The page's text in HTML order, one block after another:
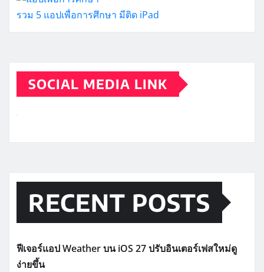
รวม 5 แอปเพื่อการศึกษา มีติด iPad
SOCIAL MEDIA LINK
RECENT POSTS
ฟีเจอร์แอป Weather บน iOS 27 ปรับอินเตอร์เฟสใหม่ดู
ง่ายขึ้น